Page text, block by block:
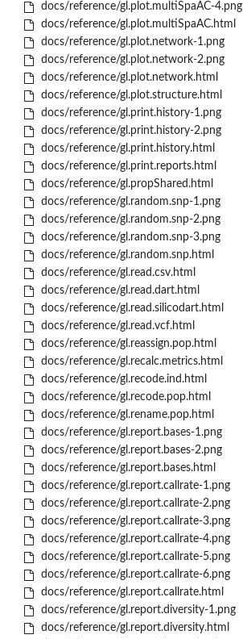
docs/reference/gl.plot.multiSpaAC-4.png
docs/reference/gl.plot.multiSpaAC.html
docs/reference/gl.plot.network-1.png
docs/reference/gl.plot.network-2.png
docs/reference/gl.plot.network.html
docs/reference/gl.plot.structure.html
docs/reference/gl.print.history-1.png
docs/reference/gl.print.history-2.png
docs/reference/gl.print.history.html
docs/reference/gl.print.reports.html
docs/reference/gl.propShared.html
docs/reference/gl.random.snp-1.png
docs/reference/gl.random.snp-2.png
docs/reference/gl.random.snp-3.png
docs/reference/gl.random.snp.html
docs/reference/gl.read.csv.html
docs/reference/gl.read.dart.html
docs/reference/gl.read.silicodart.html
docs/reference/gl.read.vcf.html
docs/reference/gl.reassign.pop.html
docs/reference/gl.recalc.metrics.html
docs/reference/gl.recode.ind.html
docs/reference/gl.recode.pop.html
docs/reference/gl.rename.pop.html
docs/reference/gl.report.bases-1.png
docs/reference/gl.report.bases-2.png
docs/reference/gl.report.bases.html
docs/reference/gl.report.callrate-1.png
docs/reference/gl.report.callrate-2.png
docs/reference/gl.report.callrate-3.png
docs/reference/gl.report.callrate-4.png
docs/reference/gl.report.callrate-5.png
docs/reference/gl.report.callrate-6.png
docs/reference/gl.report.callrate.html
docs/reference/gl.report.diversity-1.png
docs/reference/gl.report.diversity.html